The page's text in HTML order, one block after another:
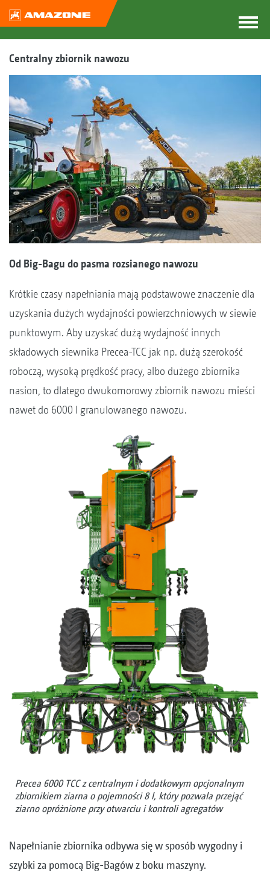
Centralny zbiornik nawozu
Od Big-Bagu do pasma rozsianego nawozu
Krótkie czasy napełniania mają podstawowe znaczenie dla
uzyskania dużych wydajności powierzchniowych w siewie
punktowym. Aby uzyskać dużą wydajność innych
składowych siewnika Precea-TCC jak np. dużą szerokość
roboczą, wysoką prędkość pracy, albo dużego zbiornika
nasion, to dlatego dwukomorowy zbiornik nawozu mieści
nawet do 6000 l granulowanego nawozu.
Precea 6000 TCC z centralnym i dodatkowym opcjonalnym
zbiornikiem ziarna o pojemności 8 l, który pozwala przejąć
ziarno opróżnione przy otwarciu i kontroli agregatów
Napełnianie zbiornika odbywa się w sposób wygodny i
szybki za pomocą Big-Bagów z boku maszyny.